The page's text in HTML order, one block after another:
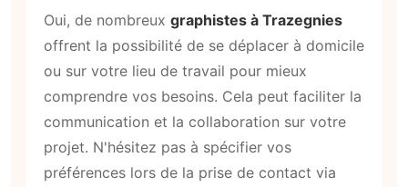
Oui, de nombreux graphistes à Trazegnies
offrent la possibilité de se déplacer à domicile
ou sur votre lieu de travail pour mieux
comprendre vos besoins. Cela peut faciliter la
communication et la collaboration sur votre
projet. N'hésitez pas à spécifier vos
préférences lors de la prise de contact via